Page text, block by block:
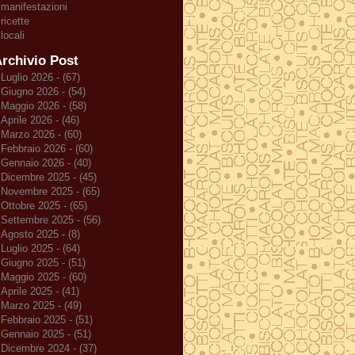
manifestazioni
ricette
locali
Post
Luglio 2026 - (67)
Giugno 2026 - (54)
Maggio 2026 - (58)
Aprile 2026 - (46)
Marzo 2026 - (60)
Febbraio 2026 - (60)
Gennaio 2026 - (40)
Dicembre 2025 - (45)
Novembre 2025 - (65)
Ottobre 2025 - (65)
Settembre 2025 - (56)
Agosto 2025 - (8)
Luglio 2025 - (64)
Giugno 2025 - (51)
Maggio 2025 - (60)
Aprile 2025 - (41)
Marzo 2025 - (49)
Febbraio 2025 - (51)
Gennaio 2025 - (51)
Dicembre 2024 - (37)